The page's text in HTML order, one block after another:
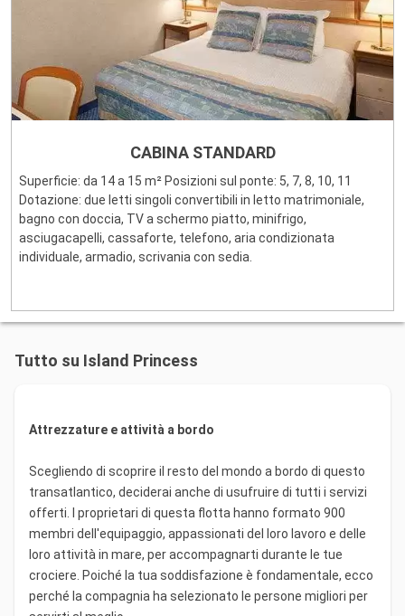
CABINA STANDARD
Superficie: da 14 a 15 m² Posizioni sul ponte: 5, 7, 8, 10, 11
Dotazione: due letti singoli convertibili in letto matrimoniale,
bagno con doccia, TV a schermo piatto, minifrigo,
asciugacapelli, cassaforte, telefono, aria condizionata
individuale, armadio, scrivania con sedia.
Tutto su Island Princess
Attrezzature e attività a bordo
Scegliendo di scoprire il resto del mondo a bordo di questo
transatlantico, deciderai anche di usufruire di tutti i servizi
offerti. I proprietari di questa flotta hanno formato 900
membri dell'equipaggio, appassionati del loro lavoro e delle
loro attività in mare, per accompagnarti durante le tue
crociere. Poiché la tua soddisfazione è fondamentale, ecco
perché la compagnia ha selezionato le persone migliori per